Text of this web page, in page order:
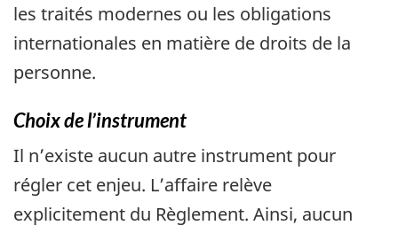
les traités modernes ou les obligations
internationales en matière de droits de la
personne.
Choix de l’instrument
Il n’existe aucun autre instrument pour
régler cet enjeu. L’affaire relève
explicitement du Règlement. Ainsi, aucun